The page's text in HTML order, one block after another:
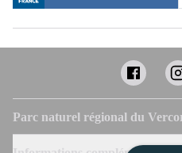
Parc naturel régional du